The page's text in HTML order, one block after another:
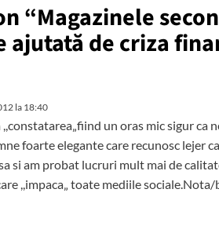
“Magazinele
de criza
la 18:40
,,constatarea„fiind un oras mic sigur
foarte elegante care recunosc lejer
si am probat lucruri mult mai de
,,impaca„ toate mediile